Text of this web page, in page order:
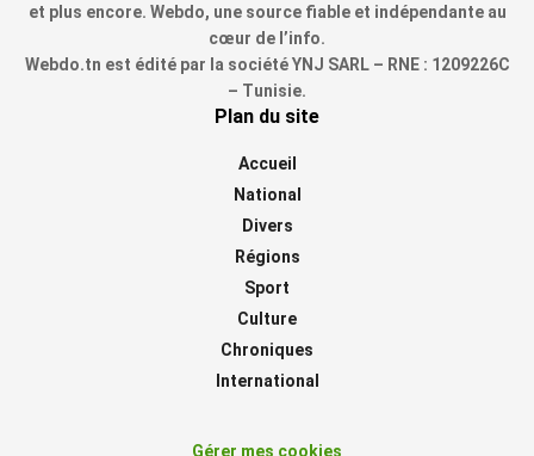
et plus encore. Webdo, une source fiable et indépendante au
cœur de l’info.
Webdo.tn est édité par la société YNJ SARL – RNE : 1209226C
– Tunisie.
Plan du site
Accueil
National
Divers
Régions
Sport
Culture
Chroniques
International
Gérer mes cookies